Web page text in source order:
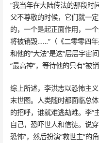
“我当年在大陆传法的那段时
父不尊敬的时候，它们就一
的，一个是起正面作用，一
将被销毁……”（《二零零四
和他的“大法”是这“层层宇宙
“最高神”，等待他的只有“被销
综上所述，李洪志以恐怖主
末世图。人类随时都面临总
的招呼，谁就难逃劫难。李“
自己，恐吓世人和信徒。说
恐怖”，然后扮演“救世主”的